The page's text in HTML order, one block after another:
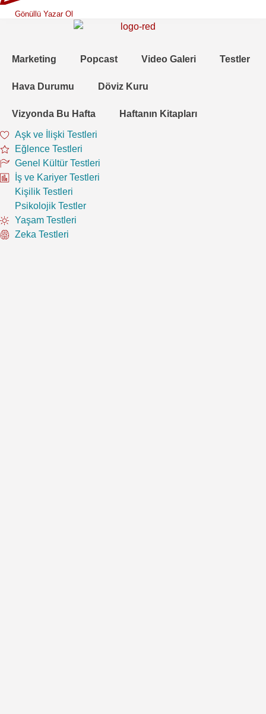
Gönüllü Yazar Ol
Marketing Popcast Video Galeri Testler
Hava Durumu Döviz Kuru
Vizyonda Bu Hafta Haftanın Kitapları
Aşk ve İlişki Testleri
Eğlence Testleri
Genel Kültür Testleri
İş ve Kariyer Testleri
Kişilik Testleri
Psikolojik Testler
Yaşam Testleri
Zeka Testleri